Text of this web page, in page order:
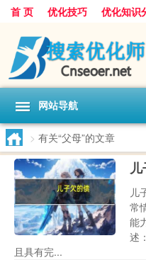
首 页 优化技巧 优化知识
网站导航
> 有关“父母”的文章
儿
常
能
述
且具有完...